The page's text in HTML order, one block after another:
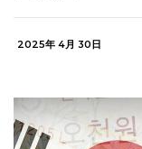
2025年 4月 30日